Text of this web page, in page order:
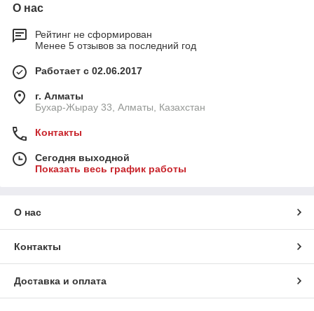
О нас
Рейтинг не сформирован
Менее 5 отзывов за последний год
Работает с 02.06.2017
г. Алматы
Бухар-Жырау 33, Алматы, Казахстан
Контакты
Сегодня выходной
Показать весь график работы
О нас
Контакты
Доставка и оплата